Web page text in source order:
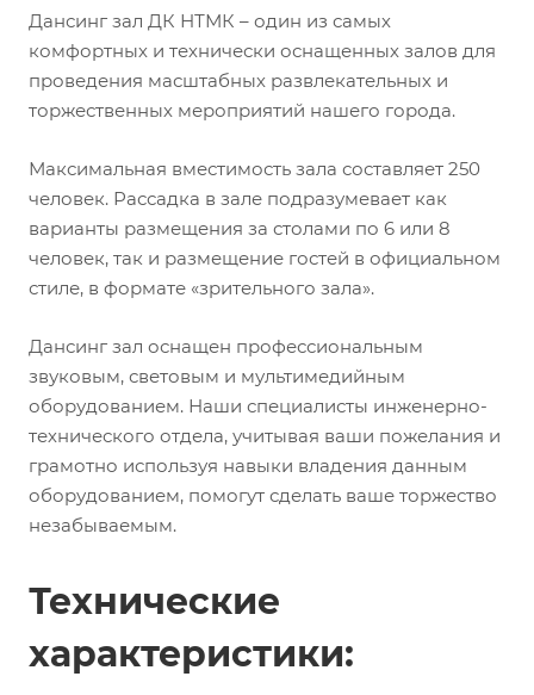
Дансинг зал ДК НТМК – один из самых
комфортных и технически оснащенных залов для
проведения масштабных развлекательных и
торжественных мероприятий нашего города.
Максимальная вместимость зала составляет 250
человек. Рассадка в зале подразумевает как
варианты размещения за столами по 6 или 8
человек, так и размещение гостей в официальном
стиле, в формате «зрительного зала».
Дансинг зал оснащен профессиональным
звуковым, световым и мультимедийным
оборудованием. Наши специалисты инженерно-
технического отдела, учитывая ваши пожелания и
грамотно используя навыки владения данным
оборудованием, помогут сделать ваше торжество
незабываемым.
Технические
характеристики: